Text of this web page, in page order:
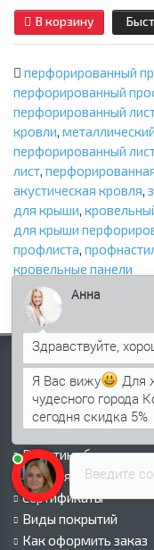
В корзину
перфорированный
перфорированный
перфорированный
кровли,
перфорированный
лист,
акустическая кровля,
для крыши,
для крыши
профлиста,
кровельные панели
Информация
Палитра RAL
Информация о
Информация о
Политика
Условия соглашения
Сертификаты
Виды покрытий
Как оформить заказ
Введите
Анна
Я Вас вижу
Для
чудесного города
сегодня скидка 5%